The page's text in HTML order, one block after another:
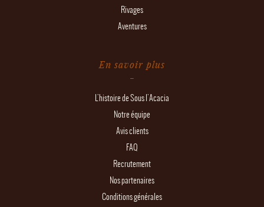
Rivages
Aventures
En savoir plus
L'histoire de Sous l'Acacia
Notre équipe
Avis clients
FAQ
Recrutement
Nos partenaires
Conditions générales